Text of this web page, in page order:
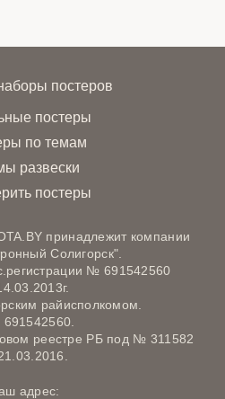
постеров
постеры
по темам
развески
постеры
принадлежит компании
Солигорск".
№ 691542560
райисполкомом.
реестре РБ под № 311582
адрес: